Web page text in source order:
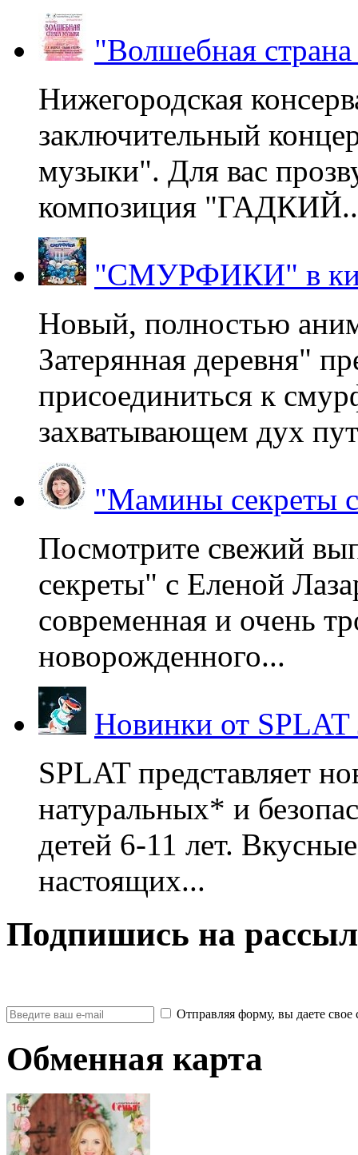
"Волшебная
Нижегородская
заключительный
музыки". Для вас
композиция
"СМУРФИКИ" в
Новый, полностью
Затерянная деревня"
присоединиться к
захватывающем дух
"Мамины секреты
Посмотрите свежий
секреты" с Еленой
современная и очень
новорожденного...
Новинки от
SPLAT представляет
натуральных* и
детей 6-11 лет.
настоящих...
Подпишись на
Отправляя форму, вы даете
Обменная карта